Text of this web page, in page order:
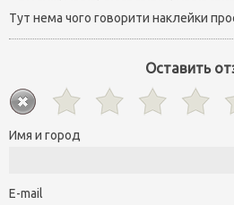
Тут нема чого говорити наклейки
Оставить
Имя и город
E-mail